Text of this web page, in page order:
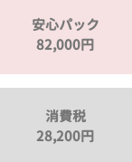
安心パック
82,000円
消費税
28,200円